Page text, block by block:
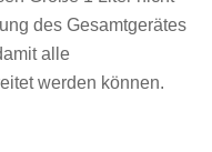
des Gesamtgerätes
alle
werden können.